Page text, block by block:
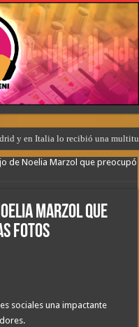
y en Italia lo recibió una
de Noelia Marzol que preocupó
Marzol que
fotos
sociales una impactante